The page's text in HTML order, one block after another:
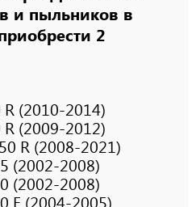
и пыльников в
2
R (2010-2014)
R (2009-2012)
R (2008-2021)
(2002-2008)
(2002-2008)
F (2004-2005)